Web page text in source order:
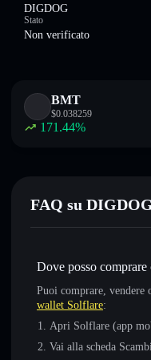
DIGDOG
Stato
Non verificato
BMT
$0.038259
171.44%
FAQ su
Dove posso
Puoi comprare, vendere
wallet Solflare:
Apri Solflare (app
Vai alla scheda